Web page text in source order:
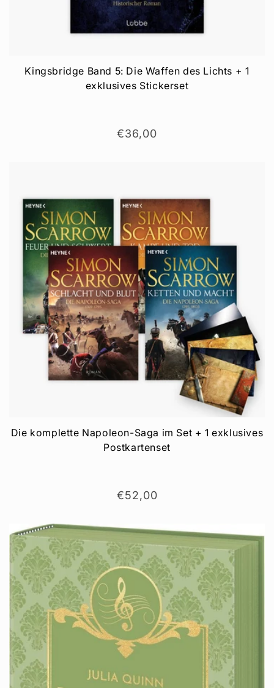
Kingsbridge Band 5: Die Waffen des Lichts + 1
exklusives Stickerset
Normaler
€36,00
Die komplette Napoleon-Saga im Set + 1 exklusives
Postkartenset
Normaler
€52,00